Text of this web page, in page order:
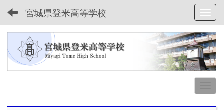
宮城県登米高等学校